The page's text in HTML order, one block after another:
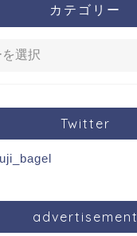
カテゴリー
Twitter
advertisement